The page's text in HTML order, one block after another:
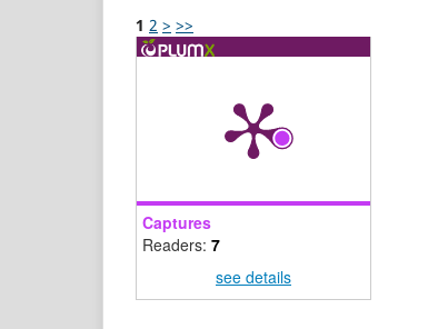
1 2 > >>
Captures
Readers: 7
see details